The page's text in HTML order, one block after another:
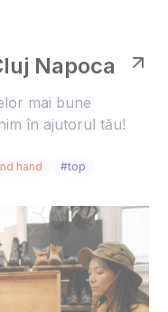
Napoca
mai bune
în ajutorul tău!
hand #top